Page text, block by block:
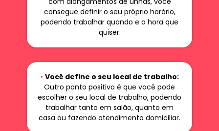
consegue definir o seu próprio horário,
podendo trabalhar quando e a hora que
quiser.
• Você define o seu local de trabalho:
Outro ponto positivo é que você pode
escolher o seu local de trabalho, podendo
trabalhar tanto em salão, quanto em
casa ou fazendo atendimento domiciliar.